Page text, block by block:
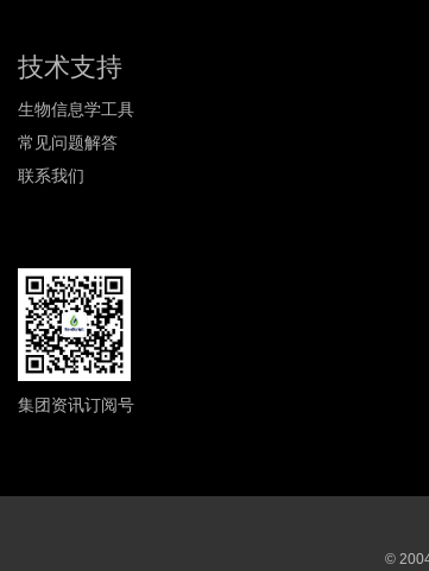
技术支持
生物信息学工具
常见问题解答
联系我们
集团资讯订阅号
©